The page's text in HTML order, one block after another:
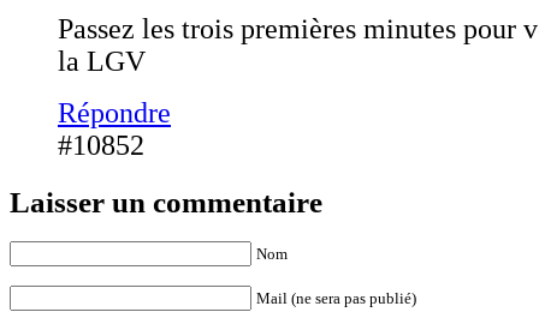
Passez les trois premières minutes pour
la LGV
Répondre
#10852
Laisser un commentaire
Nom
Mail (ne sera pas publié)